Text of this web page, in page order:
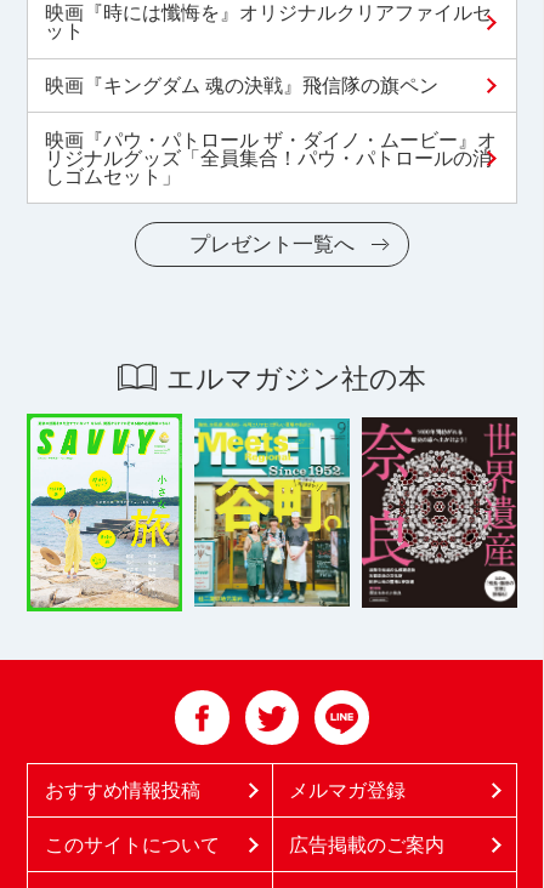
映画『時には懺悔を』オリジナルクリアファイルセ
ット
映画『キングダム 魂の決戦』飛信隊の旗ペン
映画『パウ・パトロール ザ・ダイノ・ムービー』オ
リジナルグッズ「全員集合！パウ・パトロールの消
しゴムセット」
プレゼント一覧へ
エルマガジン社の本
おすすめ情報投稿 メルマガ登録
このサイトについて 広告掲載のご案内